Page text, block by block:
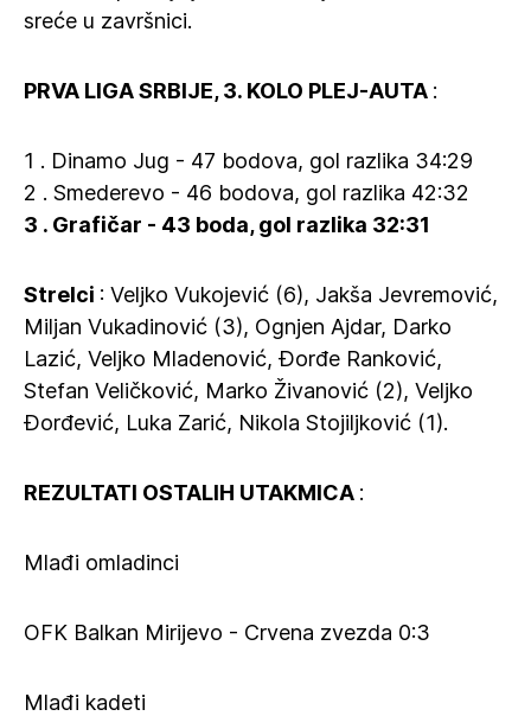
sreće u završnici.
PRVA LIGA SRBIJE, 3. KOLO PLEJ-AUTA :
1 . Dinamo Jug - 47 bodova, gol razlika 34:29
2 . Smederevo - 46 bodova, gol razlika 42:32
3 . Grafičar - 43 boda, gol razlika 32:31
Strelci : Veljko Vukojević (6), Jakša Jevremović,
Miljan Vukadinović (3), Ognjen Ajdar, Darko
Lazić, Veljko Mladenović, Đorđe Ranković,
Stefan Veličković, Marko Živanović (2), Veljko
Đorđević, Luka Zarić, Nikola Stojiljković (1).
REZULTATI OSTALIH UTAKMICA :
Mlađi omladinci
OFK Balkan Mirijevo - Crvena zvezda 0:3
Mlađi kadeti